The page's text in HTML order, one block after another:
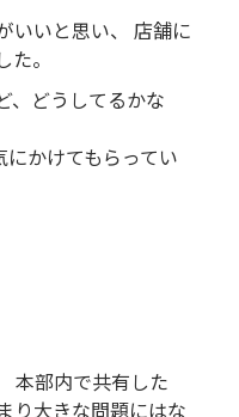
いいと思い、 店舗に
。
、どうしてるかな
かけてもらってい
本部内で共有した
り大きな問題にはな